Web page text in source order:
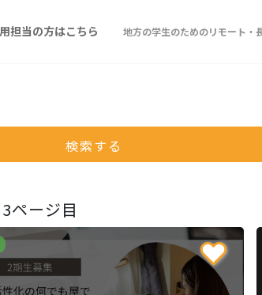
担当の方はこちら 地方の学生のためのリモート・
検索する
ページ目